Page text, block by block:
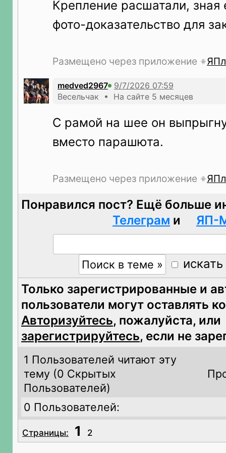
Крепление расшатали, зная
фото-доказательство для
Размещено через приложение
medved2967
Весельчак • На сайте 5 месяцев
С рамой на шее он
вместо парашюта.
Размещено через приложение
Понравился пост? Ещё больше
Телеграм и ЯП-
Только зарегистрированные и
пользователи могут оставлять
Авторизуйтесь, пожалуйста, или
зарегистрируйтесь, если не
1 Пользователей читают эту
тему (0 Скрытых
Пользователей)
0 Пользователей:
Страницы: 1 2